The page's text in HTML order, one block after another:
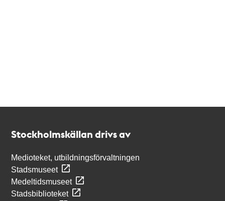
Stockholmskällan drivs av
Medioteket, utbildningsförvaltningen
Stadsmuseet
Medeltidsmuseet
Stadsbiblioteket